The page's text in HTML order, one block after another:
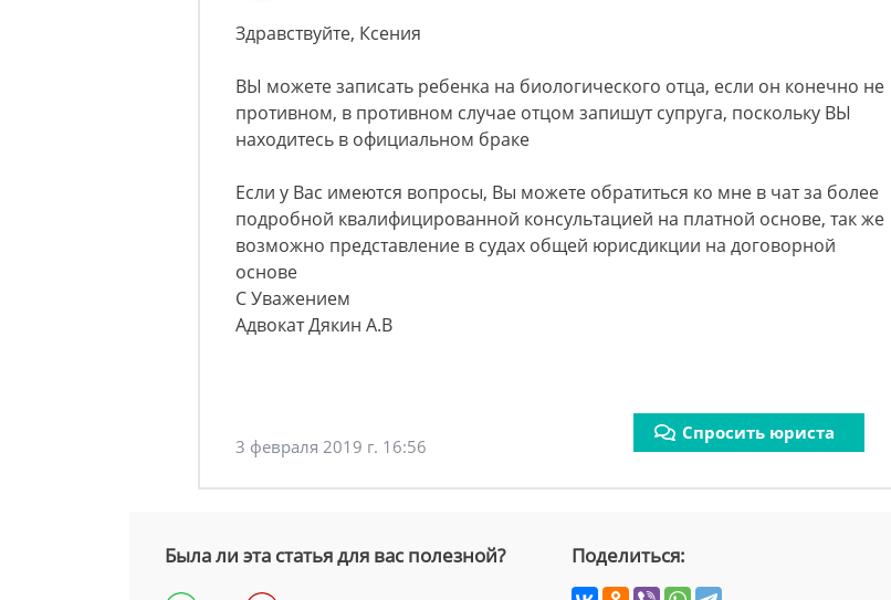
Здравствуйте, Ксения
ВЫ можете записать ребенка на биологического отца, если он конечно не
противном, в противном случае отцом запишут супруга, поскольку ВЫ
находитесь в официальном браке
Если у Вас имеются вопросы, Вы можете обратиться ко мне в чат за более
подробной квалифицированной консультацией на платной основе, так же
возможно представление в судах общей юрисдикции на договорной
основе
С Уважением
Адвокат Дякин А.В
3 февраля 2019 г. 16:56
Спросить юриста
Была ли эта статья для вас полезной? Поделиться: